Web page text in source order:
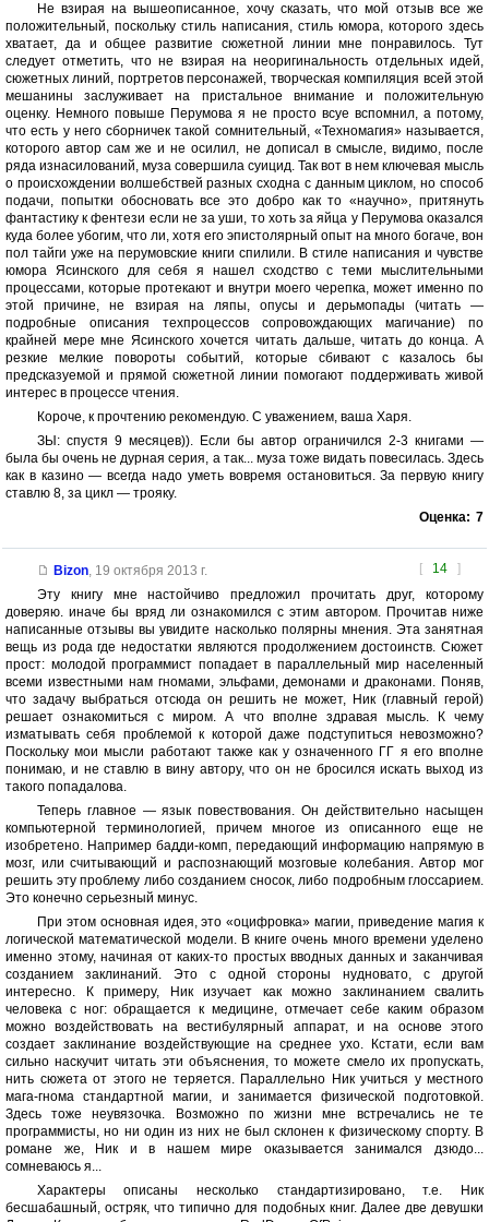
Не взирая на вышеописанное, хочу сказать, что мой отзыв все же
положительный, поскольку стиль написания, стиль юмора, которого здесь
хватает, да и общее развитие сюжетной линии мне понравилось. Тут
следует отметить, что не взирая на неоригинальность отдельных идей,
сюжетных линий, портретов персонажей, творческая компиляция всей этой
мешанины заслуживает на пристальное внимание и положительную
оценку. Немного повыше Перумова я не просто всуе вспомнил, а потому,
что есть у него сборничек такой сомнительный, «Техномагия» называется,
которого автор сам же и не осилил, не дописал в смысле, видимо, после
ряда изнасилований, муза совершила суицид. Так вот в нем ключевая мысль
о происхождении волшебствей разных сходна с данным циклом, но способ
подачи, попытки обосновать все это добро как то «научно», притянуть
фантастику к фентези если не за уши, то хоть за яйца у Перумова оказался
куда более убогим, что ли, хотя его эпистолярный опыт на много богаче, вон
пол тайги уже на перумовские книги спилили. В стиле написания и чувстве
юмора Ясинского для себя я нашел сходство с теми мыслительными
процессами, которые протекают и внутри моего черепка, может именно по
этой причине, не взирая на ляпы, опусы и дерьмопады (читать —
подробные описания техпроцессов сопровождающих магичание) по
крайней мере мне Ясинского хочется читать дальше, читать до конца. А
резкие мелкие повороты событий, которые сбивают с казалось бы
предсказуемой и прямой сюжетной линии помогают поддерживать живой
интерес в процессе чтения.
Короче, к прочтению рекомендую. С уважением, ваша Харя.
ЗЫ: спустя 9 месяцев)). Если бы автор ограничился 2-3 книгами —
была бы очень не дурная серия, а так... муза тоже видать повесилась. Здесь
как в казино — всегда надо уметь вовремя остановиться. За первую книгу
ставлю 8, за цикл — трояку.
Оценка: 7
[ 14 ]
Bizon, 19 октября 2013 г.
Эту книгу мне настойчиво предложил прочитать друг, которому
доверяю. иначе бы вряд ли ознакомился с этим автором. Прочитав ниже
написанные отзывы вы увидите насколько полярны мнения. Эта занятная
вещь из рода где недостатки являются продолжением достоинств. Сюжет
прост: молодой программист попадает в параллельный мир населенный
всеми известными нам гномами, эльфами, демонами и драконами. Поняв,
что задачу выбраться отсюда он решить не может, Ник (главный герой)
решает ознакомиться с миром. А что вполне здравая мысль. К чему
изматывать себя проблемой к которой даже подступиться невозможно?
Поскольку мои мысли работают также как у означенного ГГ я его вполне
понимаю, и не ставлю в вину автору, что он не бросился искать выход из
такого попадалова.
Теперь главное — язык повествования. Он действительно насыщен
компьютерной терминологией, причем многое из описанного еще не
изобретено. Например бадди-комп, передающий информацию напрямую в
мозг, или считывающий и распознающий мозговые колебания. Автор мог
решить эту проблему либо созданием сносок, либо подробным глоссарием.
Это конечно серьезный минус.
При этом основная идея, это «оцифровка» магии, приведение магия к
логической математической модели. В книге очень много времени уделено
именно этому, начиная от каких-то простых вводных данных и заканчивая
созданием заклинаний. Это с одной стороны нудновато, с другой
интересно. К примеру, Ник изучает как можно заклинанием свалить
человека с ног: обращается к медицине, отмечает себе каким образом
можно воздействовать на вестибулярный аппарат, и на основе этого
создает заклинание воздействующие на среднее ухо. Кстати, если вам
сильно наскучит читать эти объяснения, то можете смело их пропускать,
нить сюжета от этого не теряется. Параллельно Ник учиться у местного
мага-гнома стандартной магии, и занимается физической подготовкой.
Здесь тоже неувязочка. Возможно по жизни мне встречались не те
программисты, но ни один из них не был склонен к физическому спорту. В
романе же, Ник и в нашем мире оказывается занимался дзюдо...
сомневаюсь я...
Характеры описаны несколько стандартизировано, т.е. Ник
бесшабашный, остряк, что типично для подобных книг. Далее две девушки